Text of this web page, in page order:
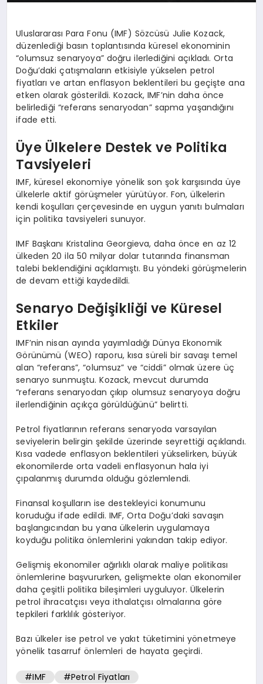
Uluslararası Para Fonu (IMF) Sözcüsü Julie Kozack,
düzenlediği basın toplantısında küresel ekonominin
“olumsuz senaryoya” doğru ilerlediğini açıkladı. Orta
Doğu’daki çatışmaların etkisiyle yükselen petrol
fiyatları ve artan enflasyon beklentileri bu geçişte ana
etken olarak gösterildi. Kozack, IMF’nin daha önce
belirlediği “referans senaryodan” sapma yaşandığını
ifade etti.
Üye Ülkelere Destek ve Politika
Tavsiyeleri
IMF, küresel ekonomiye yönelik son şok karşısında üye
ülkelerle aktif görüşmeler yürütüyor. Fon, ülkelerin
kendi koşulları çerçevesinde en uygun yanıtı bulmaları
için politika tavsiyeleri sunuyor.
IMF Başkanı Kristalina Georgieva, daha önce en az 12
ülkeden 20 ila 50 milyar dolar tutarında finansman
talebi beklendiğini açıklamıştı. Bu yöndeki görüşmelerin
de devam ettiği kaydedildi.
Senaryo Değişikliği ve Küresel
Etkiler
IMF’nin nisan ayında yayımladığı Dünya Ekonomik
Görünümü (WEO) raporu, kısa süreli bir savaşı temel
alan “referans”, “olumsuz” ve “ciddi” olmak üzere üç
senaryo sunmuştu. Kozack, mevcut durumda
“referans senaryodan çıkıp olumsuz senaryoya doğru
ilerlendiğinin açıkça görüldüğünü” belirtti.
Petrol fiyatlarının referans senaryoda varsayılan
seviyelerin belirgin şekilde üzerinde seyrettiği açıklandı.
Kısa vadede enflasyon beklentileri yükselirken, büyük
ekonomilerde orta vadeli enflasyonun hala iyi
çıpalanmış durumda olduğu gözlemlendi.
Finansal koşulların ise destekleyici konumunu
koruduğu ifade edildi. IMF, Orta Doğu’daki savaşın
başlangıcından bu yana ülkelerin uygulamaya
koyduğu politika önlemlerini yakından takip ediyor.
Gelişmiş ekonomiler ağırlıklı olarak maliye politikası
önlemlerine başvururken, gelişmekte olan ekonomiler
daha çeşitli politika bileşimleri uyguluyor. Ülkelerin
petrol ihracatçısı veya ithalatçısı olmalarına göre
tepkileri farklılık gösteriyor.
Bazı ülkeler ise petrol ve yakıt tüketimini yönetmeye
yönelik tasarruf önlemleri de hayata geçirdi.
#IMF #Petrol Fiyatları